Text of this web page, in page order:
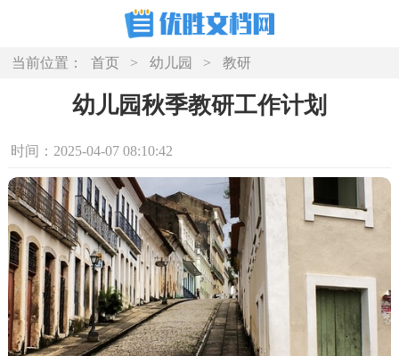
当前位置： 首页 > 幼儿园 > 教研
幼儿园秋季教研工作计划
时间：2025-04-07 08:10:42